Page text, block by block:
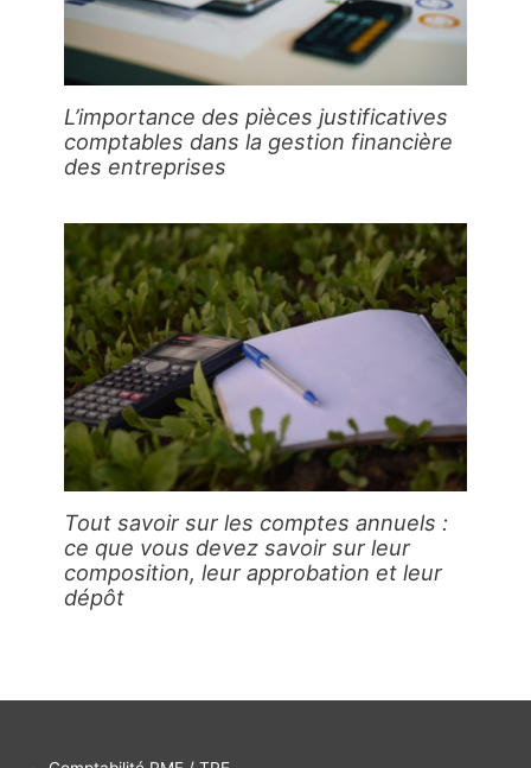
L’importance des pièces justificatives
comptables dans la gestion financière
des entreprises
Tout savoir sur les comptes annuels :
ce que vous devez savoir sur leur
composition, leur approbation et leur
dépôt